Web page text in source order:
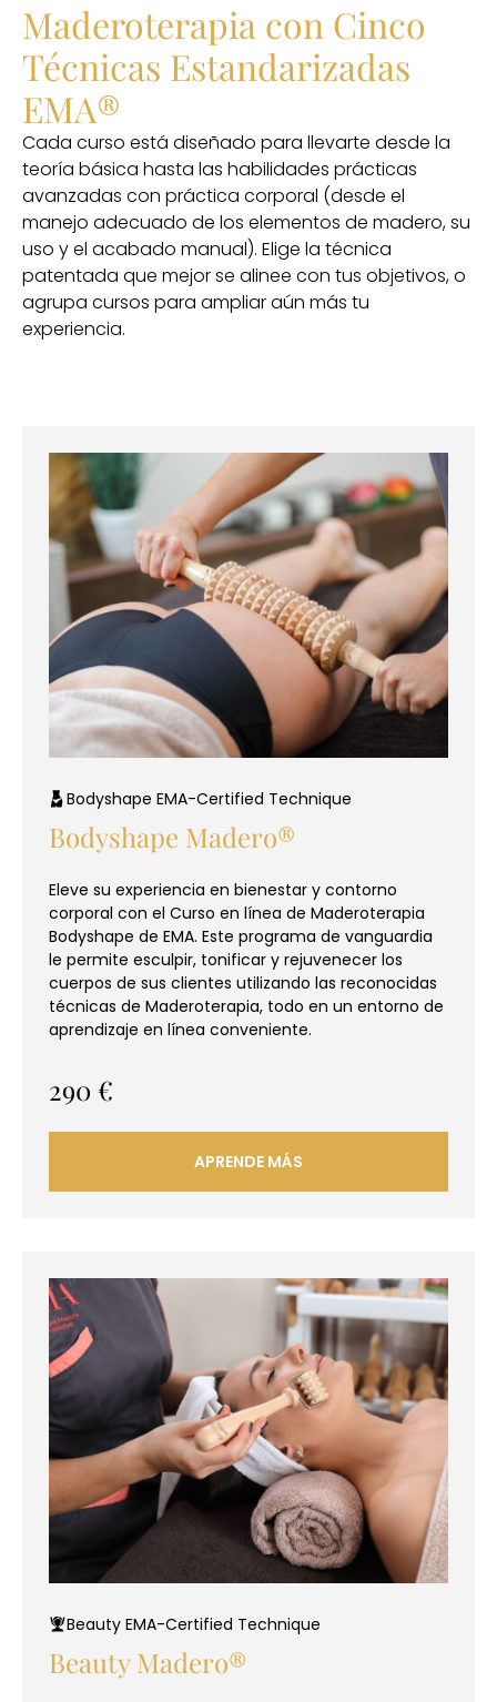
Maderoterapia con Cinco
Técnicas Estandarizadas
EMA®
Cada curso está diseñado para llevarte desde la
teoría básica hasta las habilidades prácticas
avanzadas con práctica corporal (desde el
manejo adecuado de los elementos de madero, su
uso y el acabado manual). Elige la técnica
patentada que mejor se alinee con tus objetivos, o
agrupa cursos para ampliar aún más tu
experiencia.
Bodyshape EMA-Certified Technique
Bodyshape Madero®
Eleve su experiencia en bienestar y contorno
corporal con el Curso en línea de Maderoterapia
Bodyshape de EMA. Este programa de vanguardia
le permite esculpir, tonificar y rejuvenecer los
cuerpos de sus clientes utilizando las reconocidas
técnicas de Maderoterapia, todo en un entorno de
aprendizaje en línea conveniente.
290 €
APRENDE MÁS
Beauty EMA-Certified Technique
Beauty Madero®